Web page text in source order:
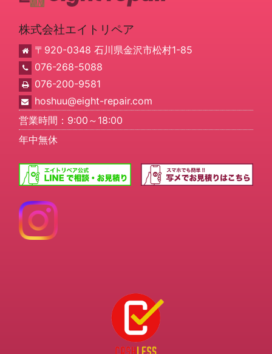
株式会社エイトリペア
〒920-0348 石川県金沢市松村1-85
076-268-5088
076-200-9581
hoshuu@eight-repair.com
営業時間：9:00～18:00
年中無休